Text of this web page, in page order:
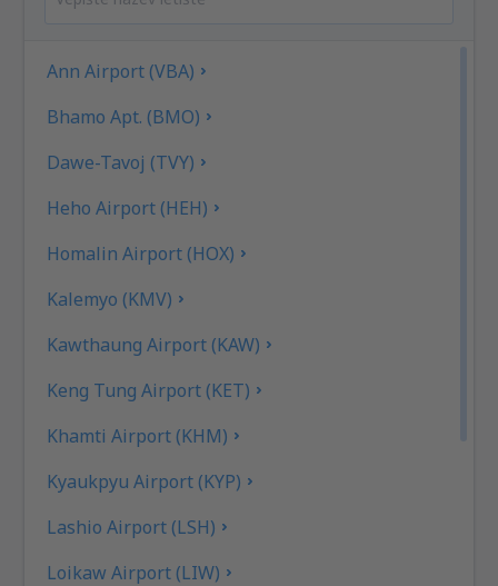
Ann Airport (VBA)
Bhamo Apt. (BMO)
Dawe-Tavoj (TVY)
Heho Airport (HEH)
Homalin Airport (HOX)
Kalemyo (KMV)
Kawthaung Airport (KAW)
Keng Tung Airport (KET)
Khamti Airport (KHM)
Kyaukpyu Airport (KYP)
Lashio Airport (LSH)
Loikaw Airport (LIW)